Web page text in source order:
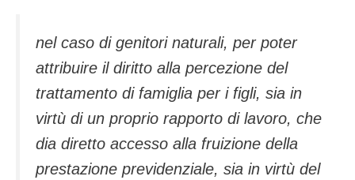
nel caso di genitori naturali, per poter
attribuire il diritto alla percezione del
trattamento di famiglia per i figli, sia in
virtù di un proprio rapporto di lavoro, che
dia diretto accesso alla fruizione della
prestazione previdenziale, sia in virtù del